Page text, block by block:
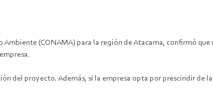
(CONAMA) para la región de Atacama, confirmó
del proyecto. Además, si la empresa opta por prescindir de